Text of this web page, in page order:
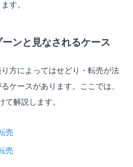
す。
ンと見なされるケース
方によってはせどり・転売が法
ケースがあります。ここでは、
て解説します。
売
売